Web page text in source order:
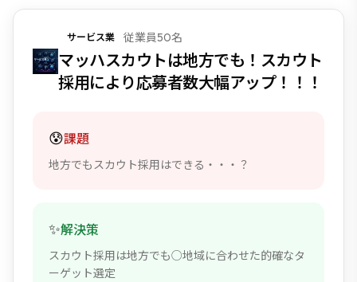
サービス業 従業員50名
マッハスカウトは地方でも！スカウト
採用により応募者数大幅アップ！！！
😰課題
地方でもスカウト採用はできる・・・？
✨解決策
スカウト採用は地方でも○地域に合わせた的確なタ
ーゲット選定
無料でダウンロード